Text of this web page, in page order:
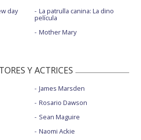
day
La patrulla canina: La dino
película
Mother Mary
Y ACTRICES
James Marsden
Rosario Dawson
Sean Maguire
Naomi Ackie